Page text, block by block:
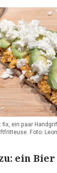
ein paar
Foto:
ein Bier